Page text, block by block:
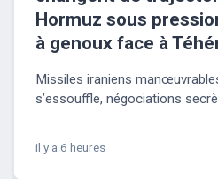
Hormuz sous
à genoux face à
Missiles iraniens
s’essouffle, négociations
il y a 6 heures